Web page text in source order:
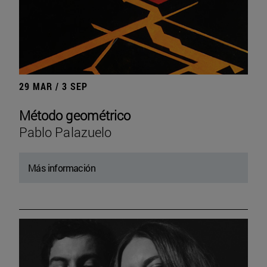
29 MAR / 3 SEP
Método geométrico
Pablo Palazuelo
Más información